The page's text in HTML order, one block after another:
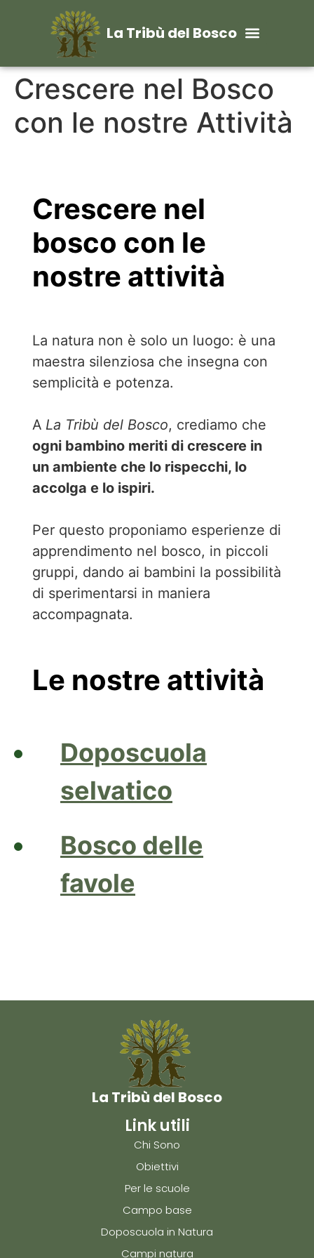
La Tribù del Bosco
Crescere nel Bosco
con le nostre Attività
Crescere nel
bosco con le
nostre attività
La natura non è solo un luogo: è una
maestra silenziosa che insegna con
semplicità e potenza.
A La Tribù del Bosco, crediamo che
ogni bambino meriti di crescere in
un ambiente che lo rispecchi, lo
accolga e lo ispiri.
Per questo proponiamo esperienze di
apprendimento nel bosco, in piccoli
gruppi, dando ai bambini la possibilità
di sperimentarsi in maniera
accompagnata.
Le nostre attività
Doposcuola
selvatico
Bosco delle
favole
La Tribù del Bosco
Link utili
Chi Sono
Obiettivi
Per le scuole
Campo base
Doposcuola in Natura
Campi natura